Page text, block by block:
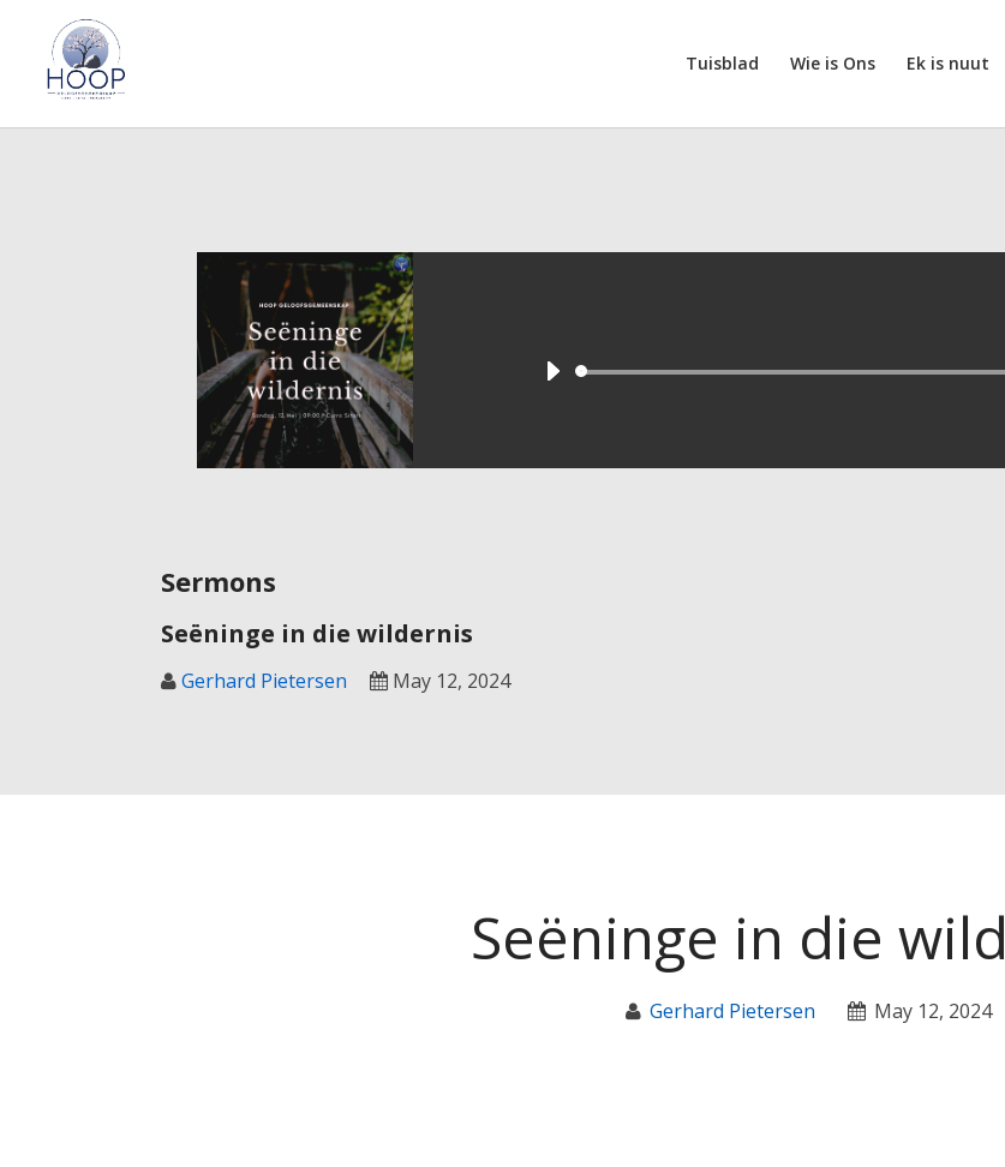
Tuisblad Wie is Ons Ek is nuut
Player
Sermons
Seëninge in die wildernis
Gerhard Pietersen May 12, 2024
Seëninge in die
Gerhard Pietersen May 12, 2024